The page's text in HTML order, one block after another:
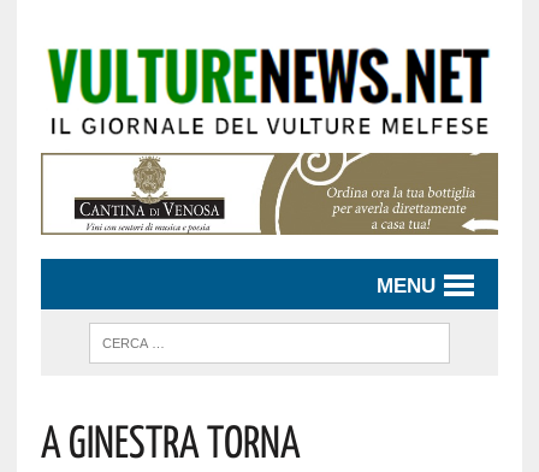
MENU
A Ginestra Torna